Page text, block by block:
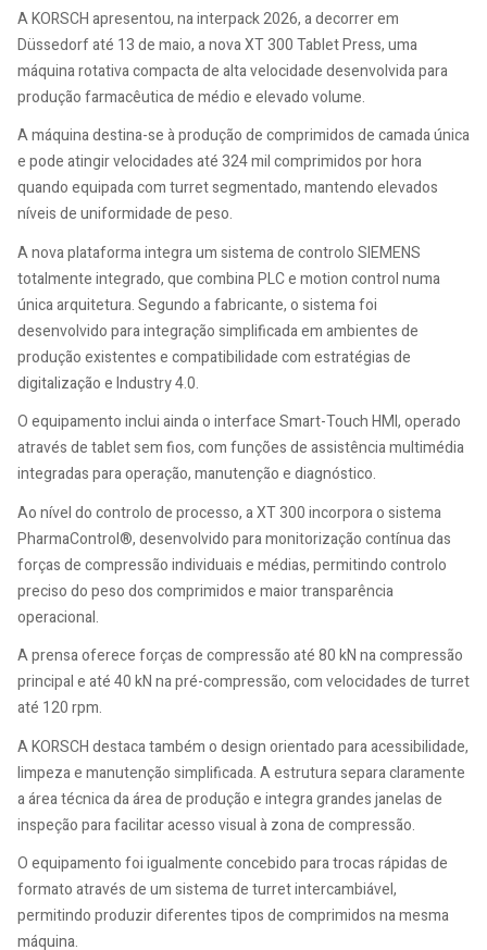
A KORSCH apresentou, na interpack 2026, a decorrer em
Düssedorf até 13 de maio, a nova XT 300 Tablet Press, uma
máquina rotativa compacta de alta velocidade desenvolvida para
produção farmacêutica de médio e elevado volume.
A máquina destina-se à produção de comprimidos de camada única
e pode atingir velocidades até 324 mil comprimidos por hora
quando equipada com turret segmentado, mantendo elevados
níveis de uniformidade de peso.
A nova plataforma integra um sistema de controlo SIEMENS
totalmente integrado, que combina PLC e motion control numa
única arquitetura. Segundo a fabricante, o sistema foi
desenvolvido para integração simplificada em ambientes de
produção existentes e compatibilidade com estratégias de
digitalização e Industry 4.0.
O equipamento inclui ainda o interface Smart-Touch HMI, operado
através de tablet sem fios, com funções de assistência multimédia
integradas para operação, manutenção e diagnóstico.
Ao nível do controlo de processo, a XT 300 incorpora o sistema
PharmaControl®, desenvolvido para monitorização contínua das
forças de compressão individuais e médias, permitindo controlo
preciso do peso dos comprimidos e maior transparência
operacional.
A prensa oferece forças de compressão até 80 kN na compressão
principal e até 40 kN na pré-compressão, com velocidades de turret
até 120 rpm.
A KORSCH destaca também o design orientado para acessibilidade,
limpeza e manutenção simplificada. A estrutura separa claramente
a área técnica da área de produção e integra grandes janelas de
inspeção para facilitar acesso visual à zona de compressão.
O equipamento foi igualmente concebido para trocas rápidas de
formato através de um sistema de turret intercambiável,
permitindo produzir diferentes tipos de comprimidos na mesma
máquina.